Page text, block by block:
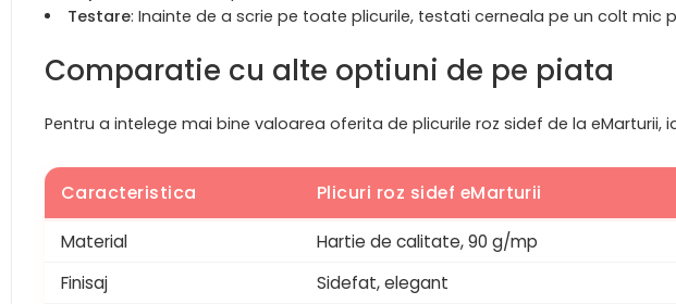
Testare: Inainte de a scrie pe toate plicurile, testati cerneala pe un colt
Comparatie cu alte optiuni de pe piata
Pentru a intelege mai bine valoarea oferita de plicurile roz sidef de la
Caracteristica Plicuri roz sidef eMarturii
Material Hartie de calitate, 90 g/mp
Finisaj
Sidefat, elegant